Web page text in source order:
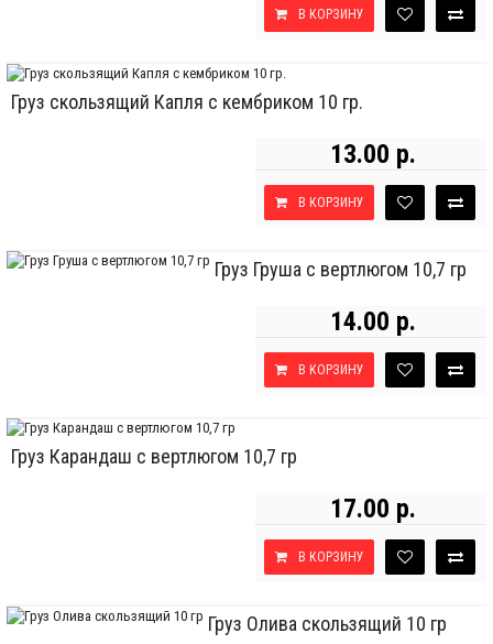
В КОРЗИНУ
Груз скользящий Капля с кембриком 10 гр.
13.00 р.
В КОРЗИНУ
Груз Груша с вертлюгом 10,7 гр
14.00 р.
В КОРЗИНУ
Груз Карандаш с вертлюгом 10,7 гр
17.00 р.
В КОРЗИНУ
Груз Олива скользящий 10 гр